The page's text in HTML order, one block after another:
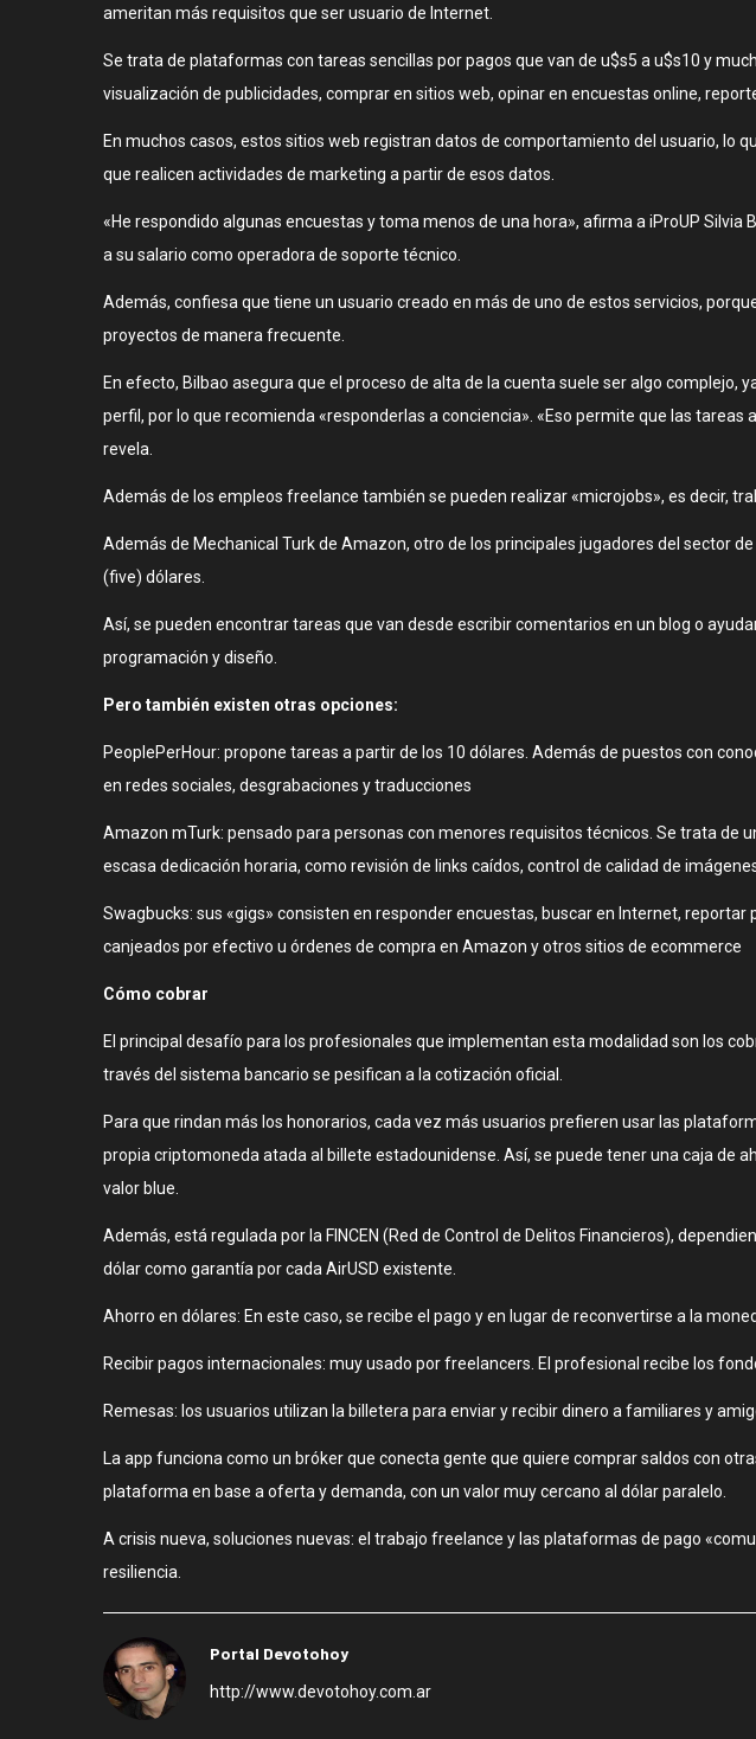
ameritan más requisitos que ser usuario de Internet.
Se trata de plataformas con tareas sencillas por pagos que van de u$s5 a u$s10 y
visualización de publicidades, comprar en sitios web, opinar en encuestas online,
En muchos casos, estos sitios web registran datos de comportamiento del usuario, lo
que realicen actividades de marketing a partir de esos datos.
«He respondido algunas encuestas y toma menos de una hora», afirma a iProUP
a su salario como operadora de soporte técnico.
Además, confiesa que tiene un usuario creado en más de uno de estos servicios,
proyectos de manera frecuente.
En efecto, Bilbao asegura que el proceso de alta de la cuenta suele ser algo
perfil, por lo que recomienda «responderlas a conciencia». «Eso permite que las
revela.
Además de los empleos freelance también se pueden realizar «microjobs», es decir,
Además de Mechanical Turk de Amazon, otro de los principales jugadores del sector
(five) dólares.
Así, se pueden encontrar tareas que van desde escribir comentarios en un blog o
programación y diseño.
Pero también existen otras opciones:
PeoplePerHour: propone tareas a partir de los 10 dólares. Además de puestos con
en redes sociales, desgrabaciones y traducciones
Amazon mTurk: pensado para personas con menores requisitos técnicos. Se trata de
escasa dedicación horaria, como revisión de links caídos, control de calidad de
Swagbucks: sus «gigs» consisten en responder encuestas, buscar en Internet,
canjeados por efectivo u órdenes de compra en Amazon y otros sitios de ecommerce
Cómo cobrar
El principal desafío para los profesionales que implementan esta modalidad son los
través del sistema bancario se pesifican a la cotización oficial.
Para que rindan más los honorarios, cada vez más usuarios prefieren usar las
propia criptomoneda atada al billete estadounidense. Así, se puede tener una caja de
valor blue.
Además, está regulada por la FINCEN (Red de Control de Delitos Financieros),
dólar como garantía por cada AirUSD existente.
Ahorro en dólares: En este caso, se recibe el pago y en lugar de reconvertirse a la
Recibir pagos internacionales: muy usado por freelancers. El profesional recibe los
Remesas: los usuarios utilizan la billetera para enviar y recibir dinero a familiares y
La app funciona como un bróker que conecta gente que quiere comprar saldos con
plataforma en base a oferta y demanda, con un valor muy cercano al dólar paralelo.
A crisis nueva, soluciones nuevas: el trabajo freelance y las plataformas de pago
resiliencia.
Portal Devotohoy
http://www.devotohoy.com.ar